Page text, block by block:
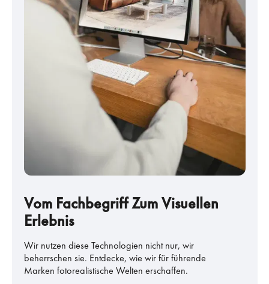
Vom Fachbegriff Zum Visuellen
Erlebnis
Wir nutzen diese Technologien nicht nur, wir
beherrschen sie. Entdecke, wie wir für führende
Marken fotorealistische Welten erschaffen.